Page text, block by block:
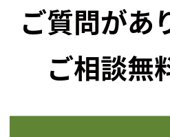
ご質問があ
ご相談無